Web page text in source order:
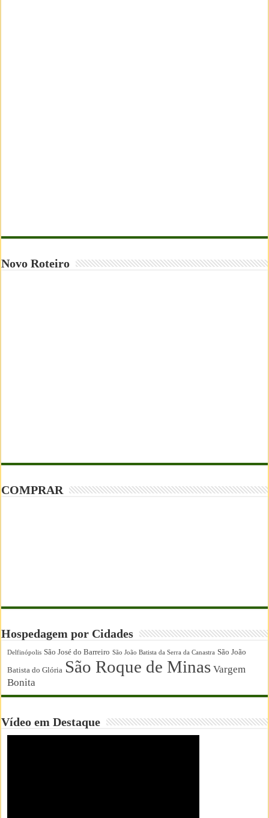
Novo Roteiro
COMPRAR
Hospedagem por Cidades
Delfinópolis São José do Barreiro São João Batista da Serra da Canastra São João
Batista do Glória São Roque de Minas Vargem
Bonita
Vídeo em Destaque